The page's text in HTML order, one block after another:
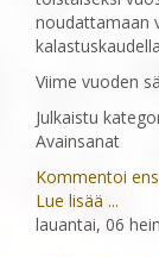
noudattamaan
Viime vuoden
Julkaistu
Avainsanat
Kommentoi
Lue lisää ...
lauantai, 06